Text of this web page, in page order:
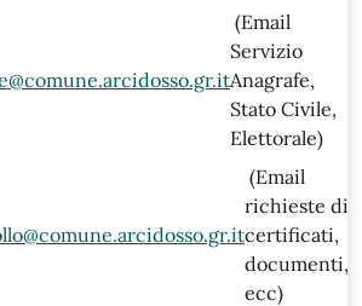
(Email
Servizio
Anagrafe,
Stato Civile,
Elettorale)
(Email
richieste di
certificati,
documenti,
ecc)